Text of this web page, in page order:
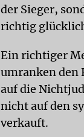
der Sieger,
richtig
Ein richtiger
umranken den
auf die
nicht auf den
verkauft.